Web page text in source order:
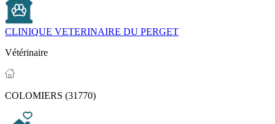
CLINIQUE VETERINAIRE DU PERGET
Vétérinaire
COLOMIERS (31770)